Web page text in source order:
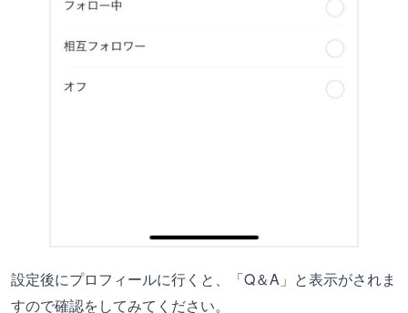
設定後にプロフィールに行くと、「Q＆A」と表示がされま
すので確認をしてみてください。